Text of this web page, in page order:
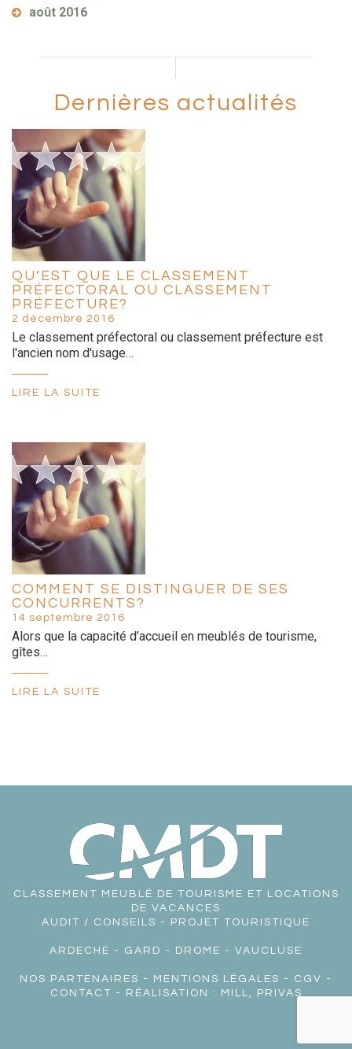
août 2016
Dernières actualités
QU’EST QUE LE CLASSEMENT
PRÉFECTORAL OU CLASSEMENT
PRÉFECTURE?
2 décembre 2016
Le classement préfectoral ou classement préfecture est
l'ancien nom d'usage…
LIRE LA SUITE
COMMENT SE DISTINGUER DE SES
CONCURRENTS?
14 septembre 2016
Alors que la capacité d’accueil en meublés de tourisme,
gîtes…
LIRE LA SUITE
CLASSEMENT MEUBLÉ DE TOURISME ET LOCATIONS
DE VACANCES
AUDIT / CONSEILS - PROJET TOURISTIQUE
ARDECHE - GARD - DROME - VAUCLUSE
NOS PARTENAIRES - MENTIONS LÉGALES - CGV -
CONTACT - RÉALISATION : MILL, PRIVAS